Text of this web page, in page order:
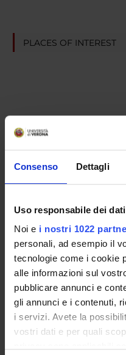
Consenso Dettagli
Uso responsabile dei dati
Noi e i nostri 1022
personali, ad esempio il
tecnologie come i cookie
alle informazioni sul
pubblicare annunci e
gli annunci e i contenuti,
i servizi. Avete la
vostri dati e per quali
PLACES OF INTEREST
ORGANISATION